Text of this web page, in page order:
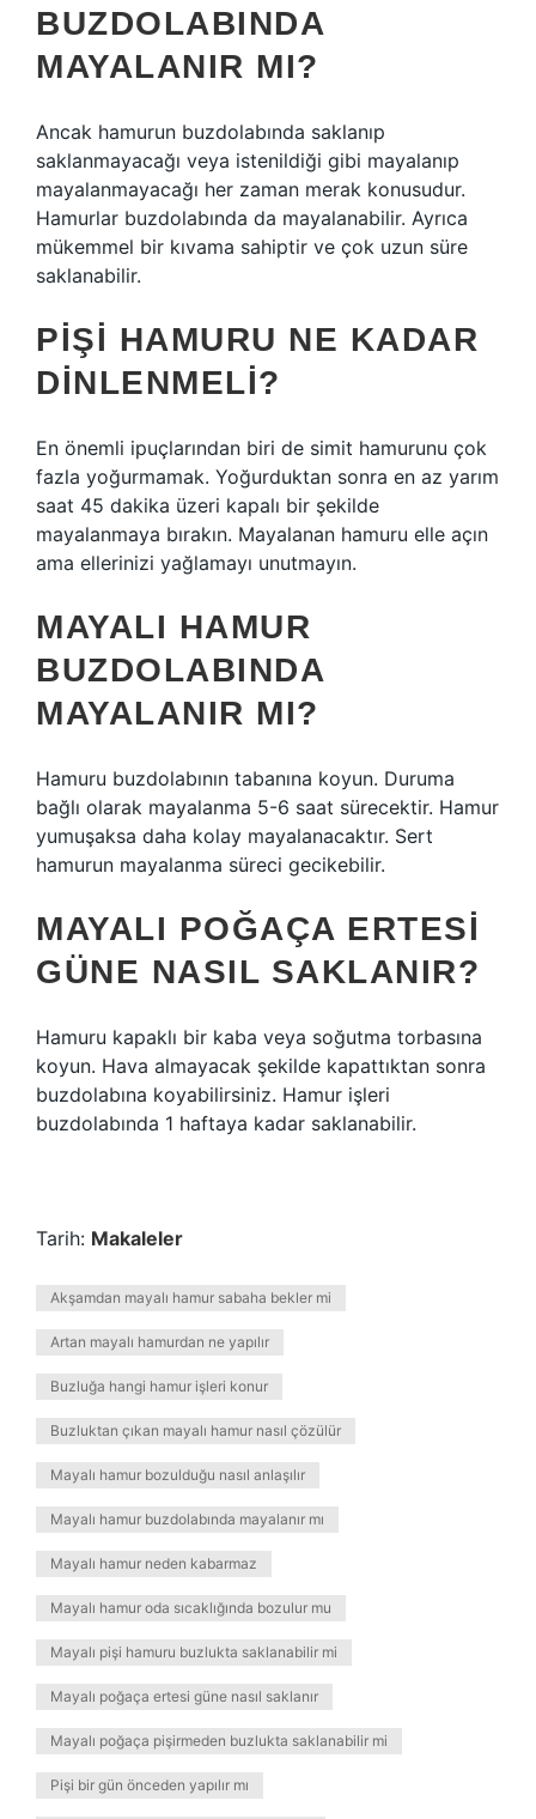
BUZDOLABINDA
MAYALANIR MI?
Ancak hamurun buzdolabında saklanıp
saklanmayacağı veya istenildiği gibi mayalanıp
mayalanmayacağı her zaman merak konusudur.
Hamurlar buzdolabında da mayalanabilir. Ayrıca
mükemmel bir kıvama sahiptir ve çok uzun süre
saklanabilir.
PIŞI HAMURU NE KADAR
DINLENMELI?
En önemli ipuçlarından biri de simit hamurunu çok
fazla yoğurmamak. Yoğurduktan sonra en az yarım
saat 45 dakika üzeri kapalı bir şekilde
mayalanmaya bırakın. Mayalanan hamuru elle açın
ama ellerinizi yağlamayı unutmayın.
MAYALI HAMUR
BUZDOLABINDA
MAYALANIR MI?
Hamuru buzdolabının tabanına koyun. Duruma
bağlı olarak mayalanma 5-6 saat sürecektir. Hamur
yumuşaksa daha kolay mayalanacaktır. Sert
hamurun mayalanma süreci gecikebilir.
MAYALI POĞAÇA ERTESI
GÜNE NASIL SAKLANIR?
Hamuru kapaklı bir kaba veya soğutma torbasına
koyun. Hava almayacak şekilde kapattıktan sonra
buzdolabına koyabilirsiniz. Hamur işleri
buzdolabında 1 haftaya kadar saklanabilir.
Tarih: Makaleler
Akşamdan mayalı hamur sabaha bekler mi
Artan mayalı hamurdan ne yapılır
Buzluğa hangi hamur işleri konur
Buzluktan çıkan mayalı hamur nasıl çözülür
Mayalı hamur bozulduğu nasıl anlaşılır
Mayalı hamur buzdolabında mayalanır mı
Mayalı hamur neden kabarmaz
Mayalı hamur oda sıcaklığında bozulur mu
Mayalı pişi hamuru buzlukta saklanabilir mi
Mayalı poğaça ertesi güne nasıl saklanır
Mayalı poğaça pişirmeden buzlukta saklanabilir mi
Pişi bir gün önceden yapılır mı